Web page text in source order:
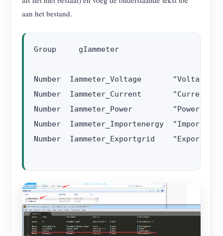
aan het bestand.
Group     gIammeter				"Meters"			 <energy>        (Home)                    ["GroundFloor"]
Number  Iammeter_Voltage       "Voltage [%0f V]"    	<energy>      (gIammeter)				{
Number  Iammeter_Current       "Current [%0f A]"   		<energy>     (gIammeter)        		{
Number  Iammeter_Power         "Power [%0f W]"  		<energy>     (gIammeter)            	{
Number  Iammeter_Importenergy  "Importenergy [%0f kWh]"
Number  Iammeter_Exportgrid    "Exportgrid [%0f kWh]"  	<energy>      (gIammeter)            	{